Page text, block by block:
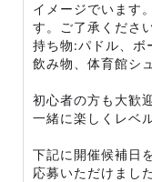
イメージでいます
す。ご了承ください
持ち物:パドル、
飲み物、体育館シ
初心者の方も大歓
一緒に楽しくレベ
下記に開催候補日
応募いただけまし